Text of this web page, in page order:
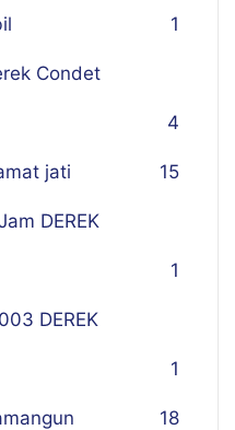
1
Condet
4
jati 15
DEREK
1
DEREK
1
18